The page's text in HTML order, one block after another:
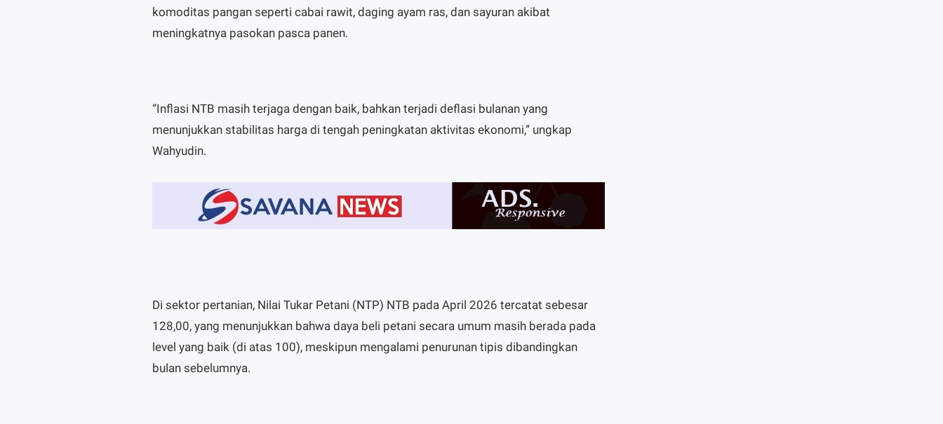
komoditas pangan seperti cabai rawit, daging ayam ras, dan sayuran akibat
meningkatnya pasokan pasca panen.
“Inflasi NTB masih terjaga dengan baik, bahkan terjadi deflasi bulanan yang
menunjukkan stabilitas harga di tengah peningkatan aktivitas ekonomi,” ungkap
Wahyudin.
Di sektor pertanian, Nilai Tukar Petani (NTP) NTB pada April 2026 tercatat sebesar
128,00, yang menunjukkan bahwa daya beli petani secara umum masih berada pada
level yang baik (di atas 100), meskipun mengalami penurunan tipis dibandingkan
bulan sebelumnya.